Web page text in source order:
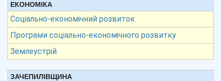
ЕКОНОМІКА
Соціально-економічний розвиток
Програми соціально-економічного розвитку
Землеустрій
ЗАЧЕПИЛІВЩИНА